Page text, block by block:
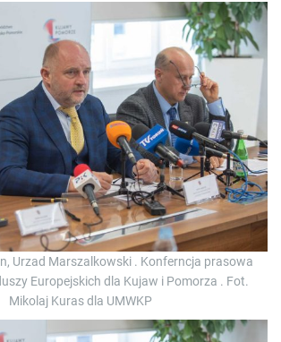
Urzad Marszalkowski . Konferncja prasowa
Europejskich dla Kujaw i Pomorza . Fot.
Mikolaj Kuras dla UMWKP